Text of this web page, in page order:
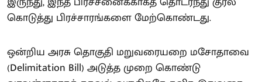
கொடுத்து பிரச்சாரங்களை மேற்கொண்டது.
ஒன்றிய அரசு தொகுதி மறுவரையறை மசோதாவை
(Delimitation Bill) அடுத்த முறை கொண்டு